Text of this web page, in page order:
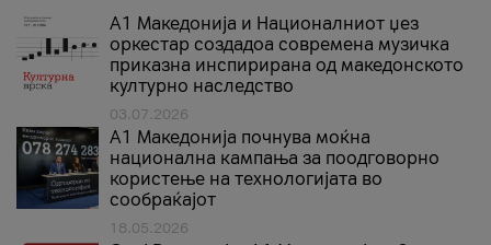
А1 Македонија и Националниот џез
оркестар создадоа современа музичка
приказна инспирирана од македонското
културно наследство
03.07.2026
A1 Македонија почнува моќна
национална кампања за поодговорно
користење на технологијата во
сообраќајот
18.05.2026